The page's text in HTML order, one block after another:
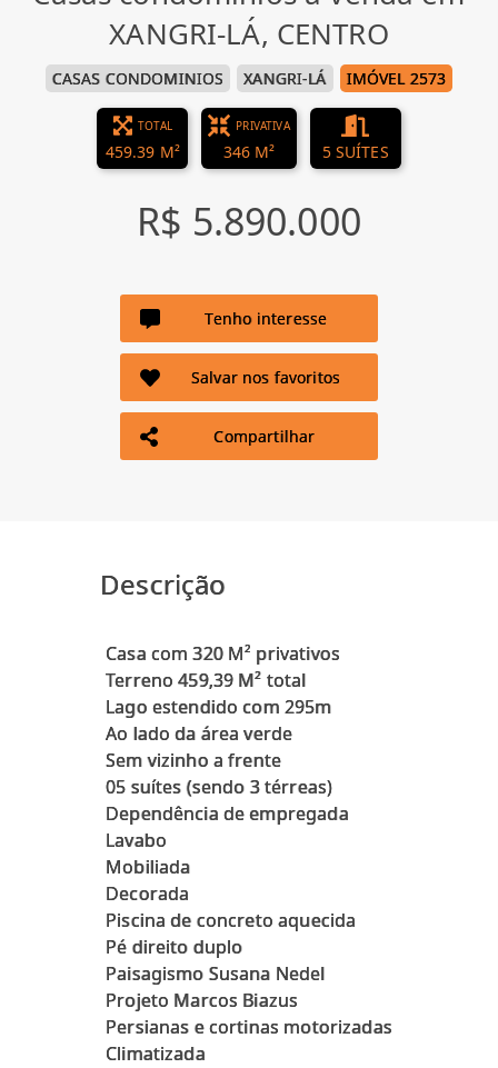
XANGRI-LÁ, CENTRO
CASAS CONDOMINIOS XANGRI-LÁ IMÓVEL 2573
TOTAL
459.39 M²
PRIVATIVA
346 M² 5 SUÍTES
R$ 5.890.000
Tenho interesse
Salvar nos favoritos
Compartilhar
Descrição
Casa com 320 M² privativos
Terreno 459,39 M² total
Lago estendido com 295m
Ao lado da área verde
Sem vizinho a frente
05 suítes (sendo 3 térreas)
Dependência de empregada
Lavabo
Mobiliada
Decorada
Piscina de concreto aquecida
Pé direito duplo
Paisagismo Susana Nedel
Projeto Marcos Biazus
Persianas e cortinas motorizadas
Climatizada